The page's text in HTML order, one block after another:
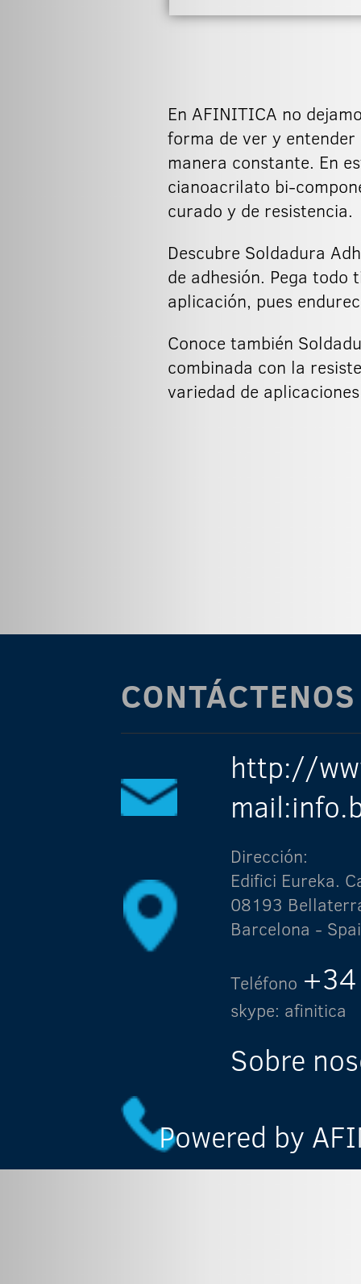
En AFINITICA no
forma de ver y
manera constante. En
cianoacrilato bi-
curado y de resistencia.
Descubre Soldadura
de adhesión. Pega todo
aplicación, pues
Conoce también
combinada con la
variedad de
CONTÁCTENOS
http://
Dirección:
Edifici Eureka.
08193
Barcelona -
Teléfono
skype: afinitica
Sobre
Powered by